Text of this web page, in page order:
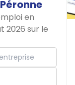
Péronne
en
2026 sur le